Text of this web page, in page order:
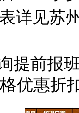
详见苏
提前报
优惠折